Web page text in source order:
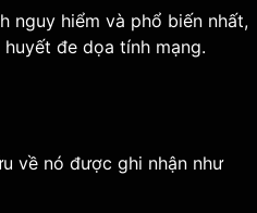
nguy hiểm và phổ biến nhất,
đe dọa tính mạng.
về nó được ghi nhận như